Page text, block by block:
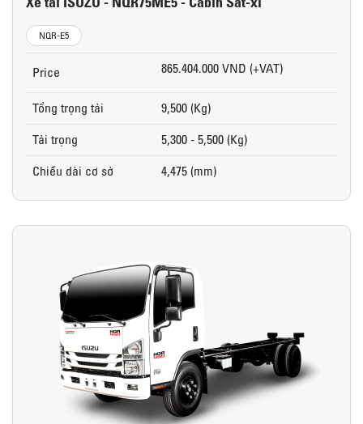
NQR-E5
Price 865.404.000 VND (+VAT)
Tổng trọng tải
9,500 (Kg)
Tải trọng
5,300 - 5,500 (Kg)
Chiều dài cơ sở
4,475 (mm)